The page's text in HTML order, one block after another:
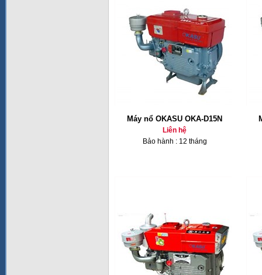
Máy nổ OKASU OKA-D15N
Liên hệ
Bảo hành : 12 tháng